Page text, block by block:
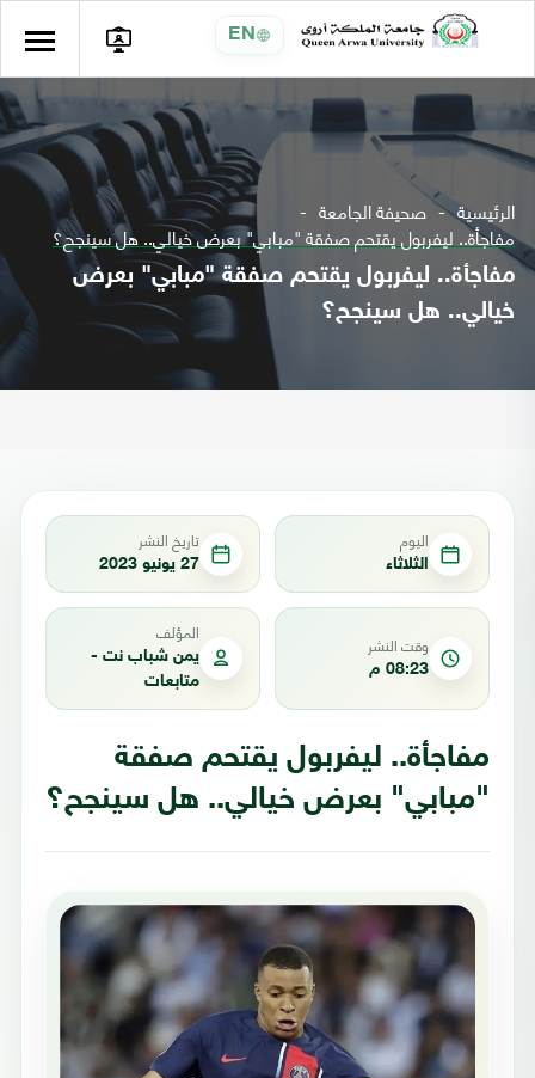
EN
الرئيسية صحيفة الجامعة
مفاجأة.. ليفربول يقتحم صفقة "مبابي" بعرض خيالي.. هل سينجح؟
مفاجأة.. ليفربول يقتحم صفقة "مبابي" بعرض
خيالي.. هل سينجح؟
اليوم
الثلاثاء
تاريخ النشر
27 يونيو 2023
وقت النشر
08:23 م
المؤلف
يمن شباب نت -
متابعات
مفاجأة.. ليفربول يقتحم صفقة
"مبابي" بعرض خيالي.. هل سينجح؟